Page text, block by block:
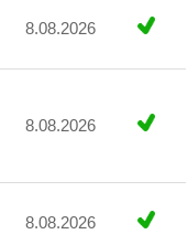
8.08.2026
8.08.2026
8.08.2026